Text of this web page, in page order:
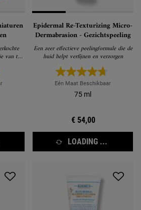
van top
Epidermal Re-Texturizing Micro-
Dermabrasion - Gezichtspeeling
Een zeer effectieve peelingformule die de
huid helpt verfijnen en verzorgen
Eén Maat Beschikbaar
75 ml
€ 54,00
LOADING ...